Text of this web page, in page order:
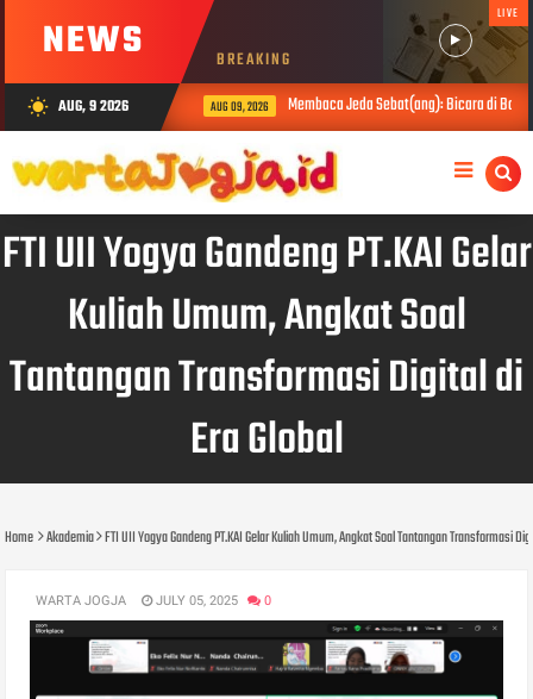
NEWS BREAKING
LIVE
wb_sunny AUG, 9 2026 AUG 09, 2026 Membaca Jeda Sebat(ang): Bicara di Balik
FTI UII Yogya Gandeng PT.KAI Gelar
Kuliah Umum, Angkat Soal
Tantangan Transformasi Digital di
Era Global
Home Akademia FTI UII Yogya Gandeng PT.KAI Gelar Kuliah Umum, Angkat Soal Tantangan Transformasi
WARTA JOGJA JULY 05, 2025 0